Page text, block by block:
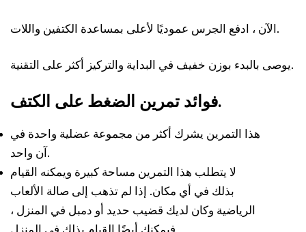
الآن ، ادفع الجرس عموديًا لأعلى بمساعدة الكتفين واللات.
يوصى بالبدء بوزن خفيف في البداية والتركيز أكثر على التقنية.
فوائد تمرين الضغط على الكتف.
هذا التمرين يشرك أكثر من مجموعة عضلية واحدة في
آن واحد.
لا يتطلب هذا التمرين مساحة كبيرة ويمكنه القيام
بذلك في أي مكان. إذا لم تذهب إلى صالة الألعاب
الرياضية وكان لديك قضيب حديد أو دمبل في المنزل ،
فيمكنك أيضًا القيام بذلك في المنزل.